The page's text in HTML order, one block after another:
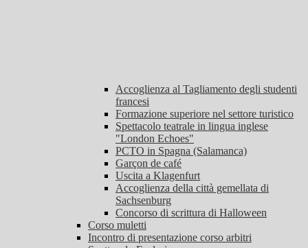
Accoglienza al Tagliamento degli studenti
francesi
Formazione superiore nel settore turistico
Spettacolo teatrale in lingua inglese
"London Echoes"
PCTO in Spagna (Salamanca)
Garçon de café
Uscita a Klagenfurt
Accoglienza della città gemellata di
Sachsenburg
Concorso di scrittura di Halloween
Corso muletti
Incontro di presentazione corso arbitri